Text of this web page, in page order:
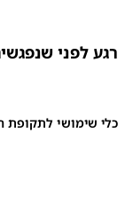
רגע לפני
כלי שימושי לתקופת